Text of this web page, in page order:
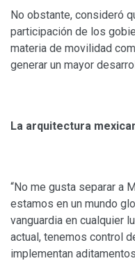
No obstante, consideró
participación de los
materia de movilidad
generar un mayor
La arquitectura
“No me gusta separar a
estamos en un mundo
vanguardia en cualquier
actual, tenemos control
implementan